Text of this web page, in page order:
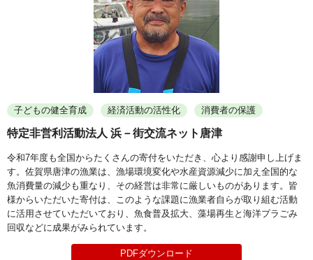
子どもの健全育成 経済活動の活性化 消費者の保護
特定非営利活動法人 浜－街交流ネット唐津
令和7年度も全国からたくさんの寄付をいただき、心より感謝申し上げま
す。佐賀県唐津の漁業は、漁場環境変化や水産資源減少に加え全国的な
魚消費量の減少も重なり、その経営は非常に厳しいものがあります。皆
様からいただいた寄付は、このような課題に漁業者自らが取り組む活動
に活用させていただいており、魚食普及拡大、藻場再生と海洋プラごみ
回収などに成果がみられています。
PDFダウンロード